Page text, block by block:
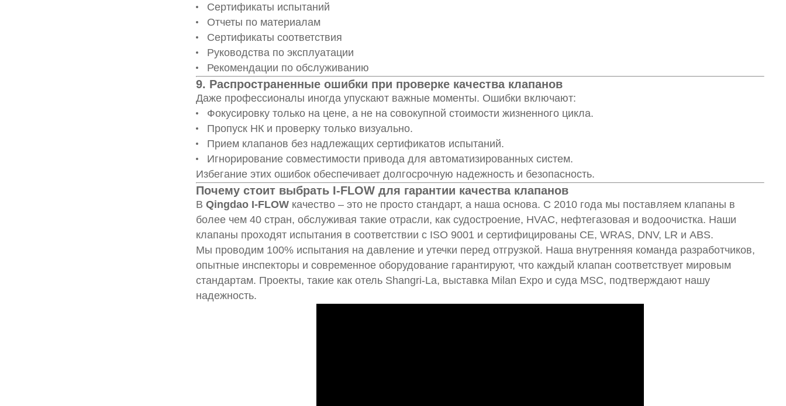
Сертификаты испытаний
Отчеты по материалам
Сертификаты соответствия
Руководства по эксплуатации
Рекомендации по обслуживанию
9. Распространенные ошибки при проверке качества клапанов
Даже профессионалы иногда упускают важные моменты. Ошибки включают:
Фокусировку только на цене, а не на совокупной стоимости жизненного цикла.
Пропуск НК и проверку только визуально.
Прием клапанов без надлежащих сертификатов испытаний.
Игнорирование совместимости привода для автоматизированных систем.
Избегание этих ошибок обеспечивает долгосрочную надежность и безопасность.
Почему стоит выбрать I-FLOW для гарантии качества клапанов
ВQingdao I-FLOW качество – это не просто стандарт, а наша основа. С 2010 года мы поставляем клапаны в
более чем 40 стран, обслуживая такие отрасли, как судостроение, HVAC, нефтегазовая и водоочистка. Наши
клапаны проходят испытания в соответствии с ISO 9001 и сертифицированы CE, WRAS, DNV, LR и ABS.
Мы проводим 100% испытания на давление и утечки перед отгрузкой. Наша внутренняя команда разработчиков,
опытные инспекторы и современное оборудование гарантируют, что каждый клапан соответствует мировым
стандартам. Проекты, такие как отель Shangri-La, выставка Milan Expo и суда MSC, подтверждают нашу
надежность.